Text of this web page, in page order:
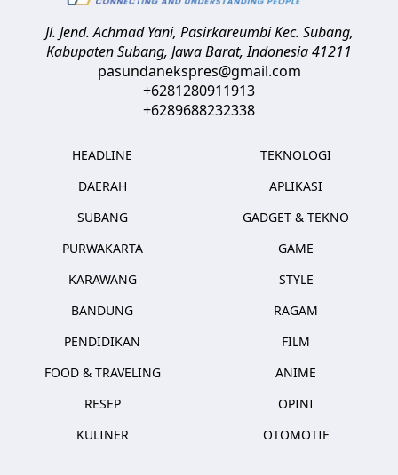
Jl. Jend. Achmad Yani, Pasirkareumbi Kec. Subang,
Kabupaten Subang, Jawa Barat,Indonesia41211
pasundanekspres@gmail.com
+6281280911913
+6289688232338
HEADLINE
DAERAH
SUBANG
PURWAKARTA
KARAWANG
BANDUNG
PENDIDIKAN
FOOD & TRAVELING
RESEP
KULINER
TEKNOLOGI
APLIKASI
GADGET & TEKNO
GAME
STYLE
RAGAM
FILM
ANIME
OPINI
OTOMOTIF